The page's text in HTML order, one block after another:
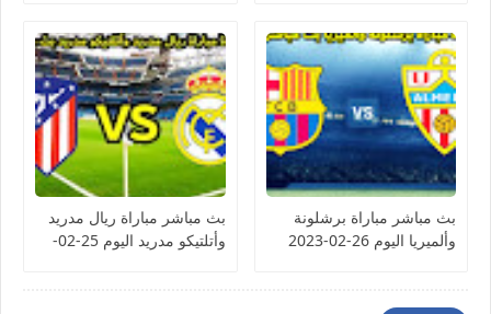
بث مباشر مباراة برشلونة
وألميريا اليوم 26-02-2023
بث مباشر مباراة ريال مدريد
وأتلتيكو مدريد اليوم 25-02-